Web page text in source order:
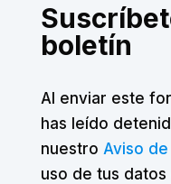
boletín
Al enviar este
has leído
nuestro Aviso
uso de tus